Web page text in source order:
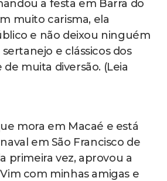
a festa em Barra do
muito carisma, ela
e não deixou ninguém
sertanejo e clássicos dos
de muita diversão. (Leia
mora em Macaé e está
em São Francisco de
primeira vez, aprovou a
com minhas amigas e